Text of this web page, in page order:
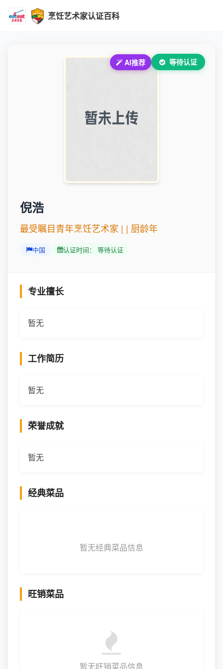
烹饪艺术家认证百科
AI推荐 等待认证
倪浩
最受瞩目青年烹饪艺术家 | | 厨龄年
中国 认证时间： 等待认证
专业擅长
暂无
工作简历
暂无
荣誉成就
暂无
经典菜品
暂无经典菜品信息
旺销菜品
暂无旺销菜品信息